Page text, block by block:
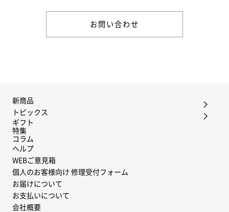
お問い合わせ
新商品
トピックス
ギフト
特集
コラム
ヘルプ
WEBご意見箱
個人のお客様向け 修理受付フォーム
お届けについて
お支払いについて
会社概要